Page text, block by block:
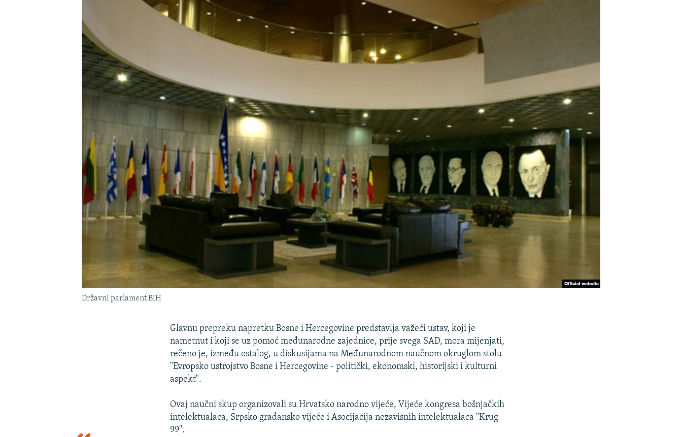
GENOCID U SREBRENICI
TRI DECENIJE OD RATA U BIH
NASTANAK I RASPAD JUGOSLAVIJE
Državni parlament BiH
Glavnu prepreku napretku Bosne i Hercegovine predstavlja važeći ustav, koji je
nametnut i koji se uz pomoć međunarodne zajednice, prije svega SAD, mora mijenjati,
rečeno je, između ostalog, u diskusijama na Međunarodnom naučnom okruglom stolu
"Evropsko ustrojstvo Bosne i Hercegovine - politički, ekonomski, historijski i kulturni
aspekt".
Ovaj naučni skup organizovali su Hrvatsko narodno vijeće, Vijeće kongresa bošnjačkih
intelektualaca, Srpsko građansko vijeće i Asocijacija nezavisnih intelektualaca "Krug
99".